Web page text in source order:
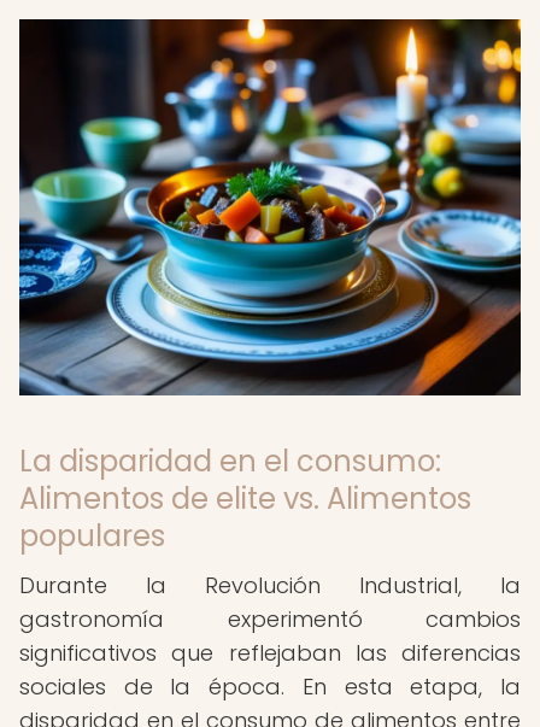
La disparidad en el consumo:
Alimentos de elite vs. Alimentos
populares
Durante la Revolución Industrial, la
gastronomía experimentó cambios
significativos que reflejaban las diferencias
sociales de la época. En esta etapa, la
disparidad en el consumo de alimentos entre